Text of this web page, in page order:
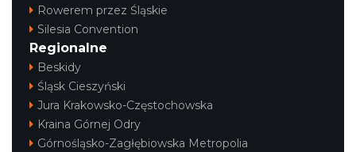
Rowerem przez Śląskie
Silesia Convention
Regionalne
Beskidy
Śląsk Cieszyński
Jura Krakowsko-Częstochowska
Kraina Górnej Odry
Górnośląsko-Zagłębiowska Metropolia